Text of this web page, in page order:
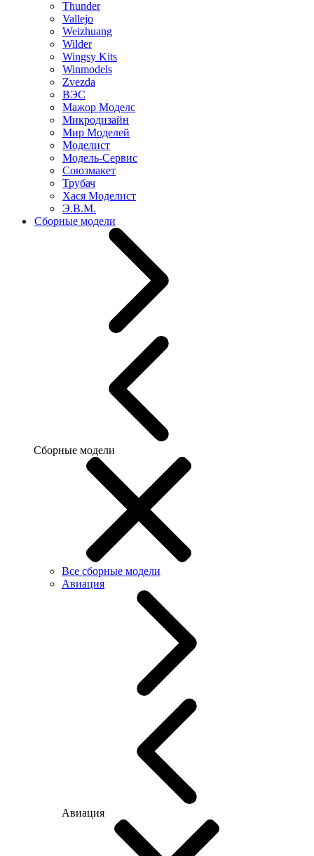
Thunder
Vallejo
Weizhuang
Wilder
Wingsy Kits
Winmodels
Zvezda
ВЭС
Мажор Моделс
Микродизайн
Мир Моделей
Моделист
Модель-Сервис
Союзмакет
Трубач
Хася Моделист
Э.В.М.
Сборные модели
Сборные модели
Все сборные модели
Авиация
Авиация